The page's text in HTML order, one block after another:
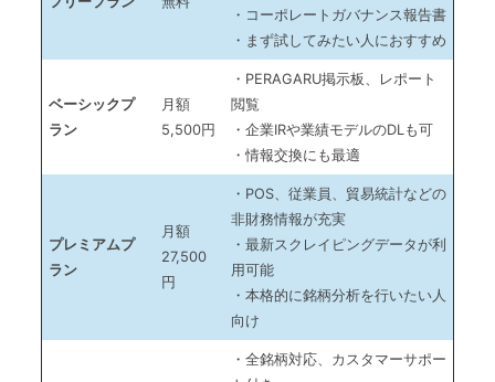
・コーポレートガバナンス報告書
・まず試してみたい人におすすめ
ベーシックプ
ラン
月額
5,500円
・PERAGARU掲示板、レポート
閲覧
・企業IRや業績モデルのDLも可
・情報交換にも最適
プレミアムプ
ラン
月額
27,500
円
・POS、従業員、貿易統計などの
非財務情報が充実
・最新スクレイピングデータが利
用可能
・本格的に銘柄分析を行いたい人
向け
・全銘柄対応、カスタマーサポー